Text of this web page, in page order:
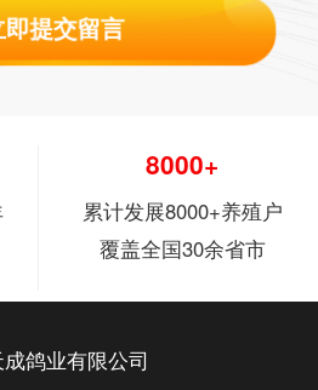
即提交留言
8000+
累计发展8000+养殖户
覆盖全国30余省市
鸽业有限公司